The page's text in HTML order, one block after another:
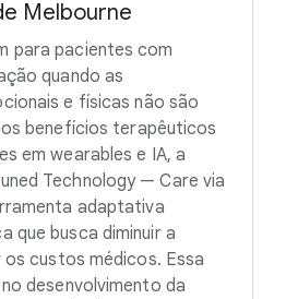
Melbourne
para pacientes com
quando as
e físicas não são
benefícios terapêuticos
em wearables e IA, a
Technology — Care via
adaptativa
que busca diminuir a
custos médicos. Essa
desenvolvimento da